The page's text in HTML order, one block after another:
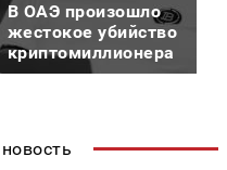
В ОАЭ произошло
жестокое убийство
криптомиллионера